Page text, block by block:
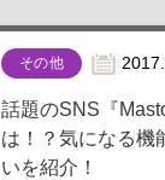
その他
話題のSNS『
は！？気になる機
いを紹介！